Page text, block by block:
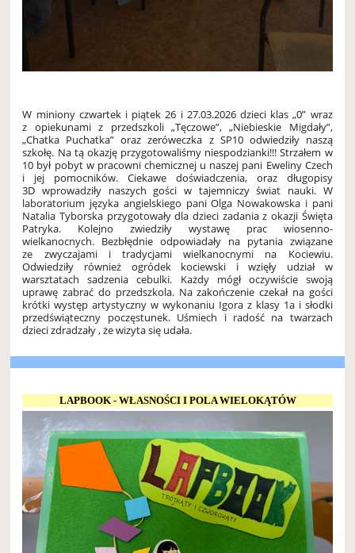
W miniony czwartek i piątek 26 i 27.03.2026 dzieci klas „0” wraz
z opiekunami z przedszkoli „Tęczowe”, „Niebieskie Migdały”,
„Chatka Puchatka” oraz zeróweczka z SP10 odwiedziły naszą
szkołę. Na tą okazję przygotowaliśmy niespodzianki!!! Strzałem w
10 był pobyt w pracowni chemicznej u naszej pani Eweliny Czech
i jej pomocników. Ciekawe doświadczenia, oraz długopisy
3D wprowadziły naszych gości w tajemniczy świat nauki. W
laboratorium języka angielskiego pani Olga Nowakowska i pani
Natalia Tyborska przygotowały dla dzieci zadania z okazji Święta
Patryka. Kolejno zwiedziły wystawę prac wiosenno-
wielkanocnych. Bezbłędnie odpowiadały na pytania związane
ze zwyczajami i tradycjami wielkanocnymi na Kociewiu.
Odwiedziły również ogródek kociewski i wzięły udział w
warsztatach sadzenia cebulki. Każdy mógł oczywiście swoją
uprawę zabrać do przedszkola. Na zakończenie czekał na gości
krótki występ artystyczny w wykonaniu Igora z klasy 1a i słodki
przedświąteczny poczęstunek. Uśmiech i radość na twarzach
dzieci zdradzały , że wizyta się udała.
LAPBOOK - WŁASNOŚCI I POLA WIELOKĄTÓW